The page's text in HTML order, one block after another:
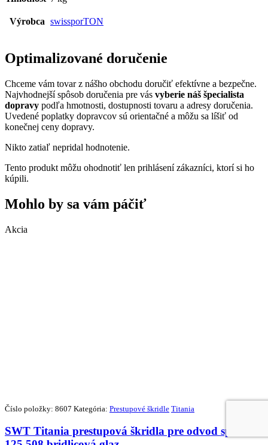
Výrobca swissporTON
Optimalizované doručenie
Chceme vám tovar z nášho obchodu doručiť efektívne a bezpečne.
Najvhodnejší spôsob doručenia pre vás vyberie náš špecialista
dopravy podľa hmotnosti, dostupnosti tovaru a adresy doručenia.
Uvedené poplatky dopravcov sú orientačné a môžu sa líšiť od
konečnej ceny dopravy.
Nikto zatiaľ nepridal hodnotenie.
Tento produkt môžu ohodnotiť len prihlásení zákazníci, ktorí si ho
kúpili.
Mohlo by sa vám páčiť
Akcia
Číslo položky: 8607 Kategória: Prestupové škridle Titania
SWT Titania prestupová škridla pre odvod spalín